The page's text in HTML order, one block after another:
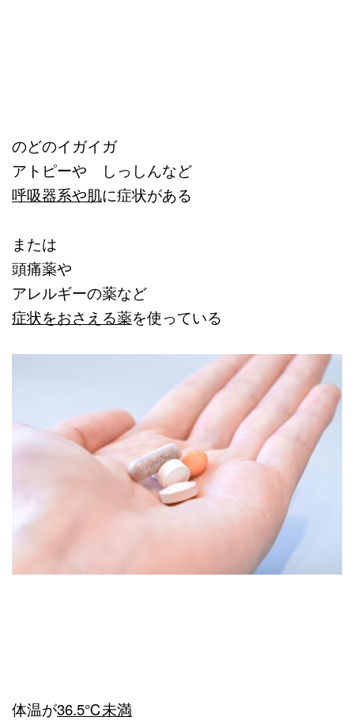
のどのイガイガ
アトピーや しっしんなど
呼吸器系や肌に症状がある
または
頭痛薬や
アレルギーの薬など
症状をおさえる薬を使っている
体温が36.5℃未満